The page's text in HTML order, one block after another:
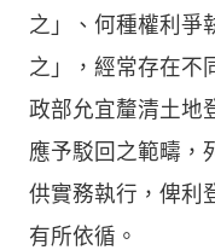
之」、何種權利爭
之」，經常存在不
政部允宜釐清土地
應予駁回之範疇，
供實務執行，俾利
有所依循。